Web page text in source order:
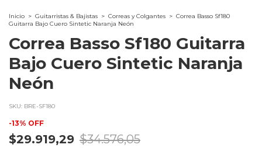
Inicio > Guitarristas & Bajistas > Correas y Colgantes > Correa Basso Sf180
Guitarra Bajo Cuero Sintetic Naranja Neón
Correa Basso Sf180 Guitarra
Bajo Cuero Sintetic Naranja
Neón
SKU: BRE-SF180
-13% OFF
$29.919,29 $34.576,05